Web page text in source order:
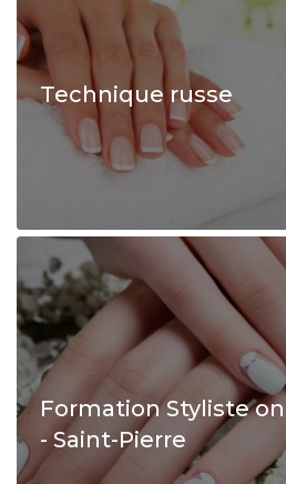
Technique russe
Formation Styliste
- Saint-Pierre